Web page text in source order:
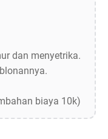
dan menyetrika.
biaya 10k)